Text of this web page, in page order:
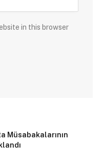
in this browser
Müsabakalarının